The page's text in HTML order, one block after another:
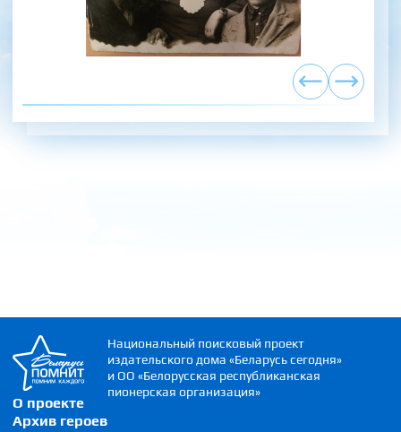
О проекте
Архив героев
Национальный поисковый проект
издательского дома «Беларусь сегодня»
и ОО «Белорусская республиканская
пионерская организация»